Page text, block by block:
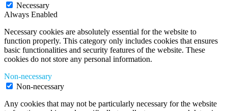
Necessary
Always Enabled
Necessary cookies are absolutely essential for the website to
function properly. This category only includes cookies that ensures
basic functionalities and security features of the website. These
cookies do not store any personal information.
Non-necessary
Non-necessary
Any cookies that may not be particularly necessary for the website